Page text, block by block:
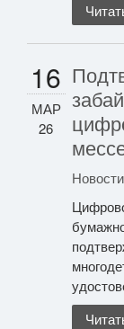
16
МАР
26
Новости